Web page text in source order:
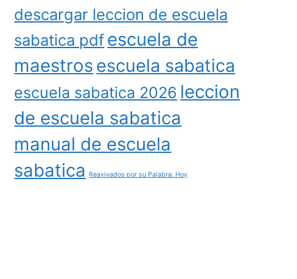
descargar leccion de escuela
sabatica pdfescuela de
maestros escuela sabatica
escuela sabatica 2026 leccion
de escuela sabatica
manual de escuela
sabatica
Reavivados por su Palabra: Hoy